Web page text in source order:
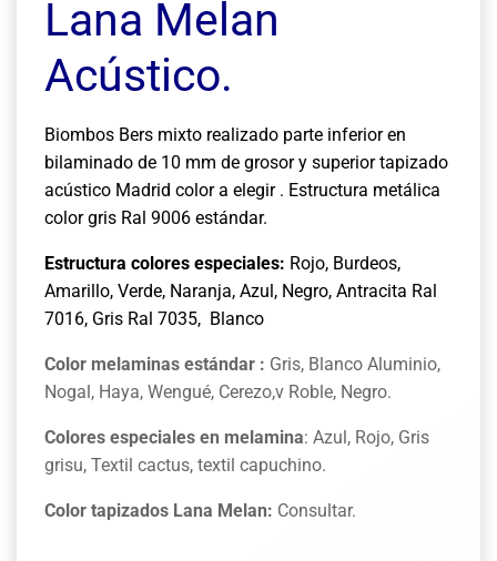
Lana Melan
Acústico.
Biombos Bers mixto realizado parte inferior en
bilaminado de 10 mm de grosor y superior tapizado
acústico Madrid color a elegir . Estructura metálica
color gris Ral 9006 estándar.
Estructura colores especiales: Rojo, Burdeos,
Amarillo, Verde, Naranja, Azul, Negro, Antracita Ral
7016, Gris Ral 7035, Blanco
Color melaminas estándar : Gris, Blanco Aluminio,
Nogal, Haya, Wengué, Cerezo,v Roble, Negro.
Colores especiales en melamina: Azul, Rojo, Gris
grisu, Textil cactus, textil capuchino.
Color tapizados Lana Melan: Consultar.